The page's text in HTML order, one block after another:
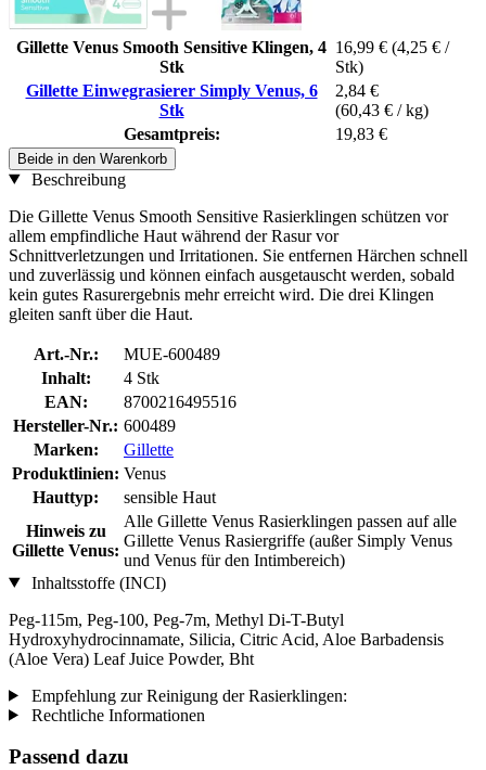
Gillette Venus Smooth Sensitive Klingen, 4
Stk
16,99 € (4,25 € /
Stk)
Gillette Einwegrasierer Simply Venus, 6
Stk
2,84 €
(60,43 € / kg)
Gesamtpreis:
19,83 €
Beide in den Warenkorb
Beschreibung
Die Gillette Venus Smooth Sensitive Rasierklingen schützen vor
allem empfindliche Haut während der Rasur vor
Schnittverletzungen und Irritationen. Sie entfernen Härchen schnell
und zuverlässig und können einfach ausgetauscht werden, sobald
kein gutes Rasurergebnis mehr erreicht wird. Die drei Klingen
gleiten sanft über die Haut.
Art.-Nr.:
MUE-600489
Inhalt:
4 Stk
EAN:
8700216495516
Hersteller-Nr.: 600489
Marken:
Gillette
Produktlinien: Venus
Hauttyp:
sensible Haut
Hinweis zu
Gillette Venus:
Alle Gillette Venus Rasierklingen passen auf alle
Gillette Venus Rasiergriffe (außer Simply Venus
und Venus für den Intimbereich)
Inhaltsstoffe (INCI)
Peg-115m, Peg-100, Peg-7m, Methyl Di-T-Butyl
Hydroxyhydrocinnamate, Silicia, Citric Acid, Aloe Barbadensis
(Aloe Vera) Leaf Juice Powder, Bht
Empfehlung zur Reinigung der Rasierklingen:
Rechtliche Informationen
Passend dazu